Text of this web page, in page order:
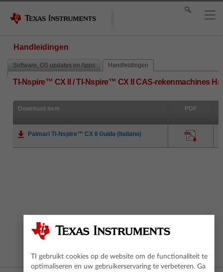
Handleidingen
Software, OS updates en Apps Handleidingen
TI-Nspire™ CX II / TI-Nspire™ CX II CAS-rekenmachines
Download item PDF
Palmari TI-Nspire™ CX II Guida (Italiano)
TI gebruikt cookies op de website om de functionaliteit te
optimaliseren en uw gebruikerservaring te verbeteren. Ga